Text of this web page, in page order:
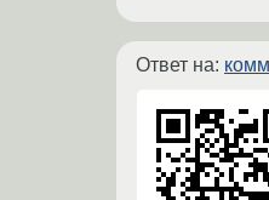
Ответ на: